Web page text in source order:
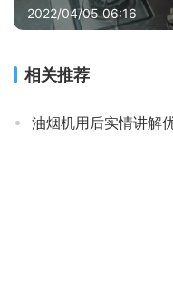
2022/04/05 06:16
相关推荐